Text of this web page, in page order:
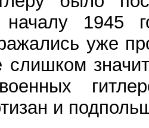
1945
уже
слишком
и